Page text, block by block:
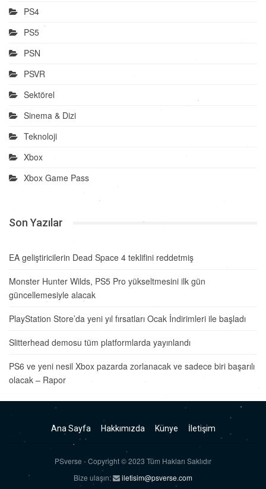
PS4
PS5
PSN
PSVR
Sektörel
Sinema & Dizi
Teknoloji
Xbox
Xbox Game Pass
Son Yazılar
EA geliştiricilerin Dead Space 4 teklifini reddetmiş
Monster Hunter Wilds, PS5 Pro yükseltmesini ilk gün
güncellemesiyle alacak
PlayStation Store’da yeni yıl fırsatları Ocak İndirimleri ile başladı
Slitterhead demosu tüm platformlarda yayınlandı
PS6 ve yeni nesil Xbox pazarda zorlanacak ve sadece biri başarılı
olacak – Rapor
Ana Sayfa Hakkımızda Künye İletişim
PSverse - Copyright © 2023 Tüm Hakları Saklıdır
Bize ulaşın:
iletisim@psverse.com